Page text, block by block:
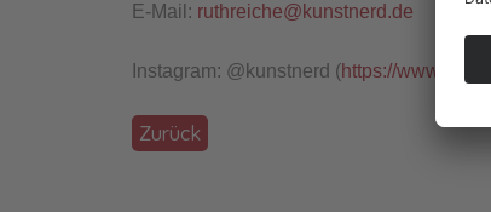
E-Mail: ruthreiche@kunstnerd.de
Instagram: @kunstnerd (https://
Zurück